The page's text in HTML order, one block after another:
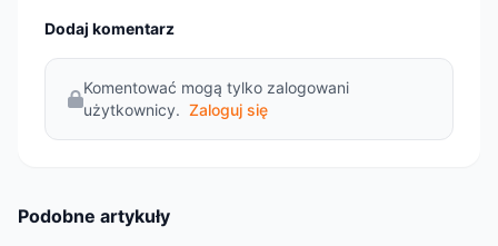
Dodaj komentarz
Komentować mogą tylko zalogowani
użytkownicy. Zaloguj się
Podobne artykuły